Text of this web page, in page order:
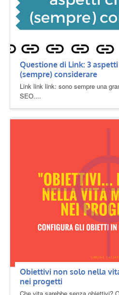
Questione di Link: 3
(sempre) considerare
Link link link: sono sempre una
SEO....
Obiettivi non solo nella
nei progetti